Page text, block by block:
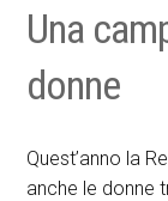
Una
donne
Quest’anno la
anche le donne